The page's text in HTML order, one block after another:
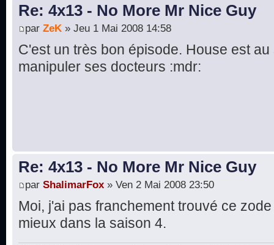
Re: 4x13 - No More Mr Nice Guy
par ZeK » Jeu 1 Mai 2008 14:58
C'est un très bon épisode. House est
manipuler ses docteurs :mdr:
Re: 4x13 - No More Mr Nice Guy
par ShalimarFox » Ven 2 Mai 2008 23:50
Moi, j'ai pas franchement trouvé ce
mieux dans la saison 4.